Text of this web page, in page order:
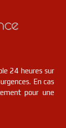
24 heures sur
En cas
pour une